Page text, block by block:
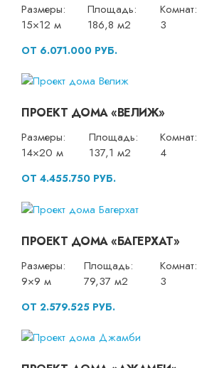
Размеры:
15×12 м
Площадь:
186,8 м2
Комнат:
3
ОТ 6.071.000 РУБ.
ПРОЕКТ ДОМА «ВЕЛИЖ»
Размеры:
14×20 м
Площадь:
137,1 м2
Комнат:
4
ОТ 4.455.750 РУБ.
ПРОЕКТ ДОМА «БАГЕРХАТ»
Размеры:
9×9 м
Площадь:
79,37 м2
Комнат:
3
ОТ 2.579.525 РУБ.